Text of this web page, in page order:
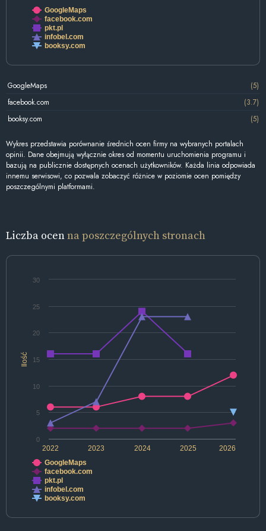
GoogleMaps
facebook.com
pkt.pl
infobel.com
booksy.com
GoogleMaps
(5)
facebook.com
(3.7)
booksy.com
(5)
Wykres przedstawia porównanie średnich ocen firmy na wybranych portalach
opinii. Dane obejmują wyłącznie okres od momentu uruchomienia programu i
bazują na publicznie dostępnych ocenach użytkowników. Każda linia odpowiada
innemu serwisowi, co pozwala zobaczyć różnice w poziomie ocen pomiędzy
poszczególnymi platformami.
Liczba ocenna poszczególnych stronach
Ilość
2022 2024 2026
2023 2025
0
5
10
15
20
25
30
GoogleMaps
facebook.com
pkt.pl
infobel.com
booksy.com